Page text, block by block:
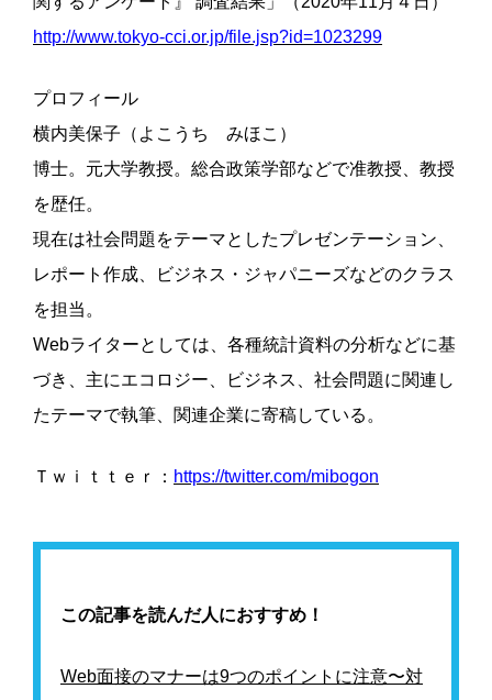
http://www.tokyo-cci.or.jp/file.jsp?id=1023299
プロフィール
横内美保子（よこうち みほこ）
博士。元大学教授。総合政策学部などで准教授、教授
を歴任。
現在は社会問題をテーマとしたプレゼンテーション、
レポート作成、ビジネス・ジャパニーズなどのクラス
を担当。
Webライターとしては、各種統計資料の分析などに基
づき、主にエコロジー、ビジネス、社会問題に関連し
たテーマで執筆、関連企業に寄稿している。
Ｔｗｉｔｔｅｒ： https://twitter.com/mibogon
この記事を読んだ人におすすめ！
Web面接のマナーは9つのポイントに注意〜対